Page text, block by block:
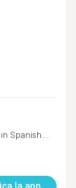
Spanish....
la app